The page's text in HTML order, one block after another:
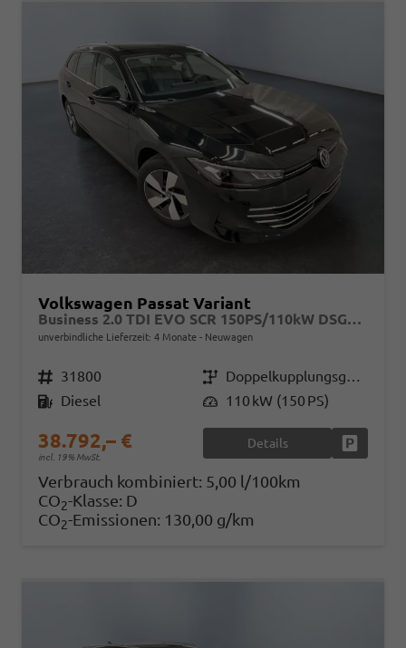
Volkswagen Passat Variant
Business 2.0 TDI EVO SCR 150PS/110kW DSG7 2026
unverbindliche Lieferzeit: 4 Monate Neuwagen
Fahrzeugnr. 31800 Getriebe
Doppelkupplungsgetriebe (DSG)
Kraftstoff Diesel Leistung 110 kW (150 PS)
38.792,– €
incl. 19% MwSt.
Details
Verbrauch kombiniert: 5,00 l/100km
CO2-Klasse: D
CO2-Emissionen: 130,00 g/km